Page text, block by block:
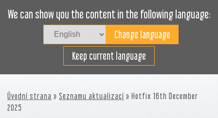
We can show you the content in the following language:
Keep current language
Plánujte nakládku efektivně
Úvodní strana » Seznamy aktualizací » Hotfix 16th December
2025